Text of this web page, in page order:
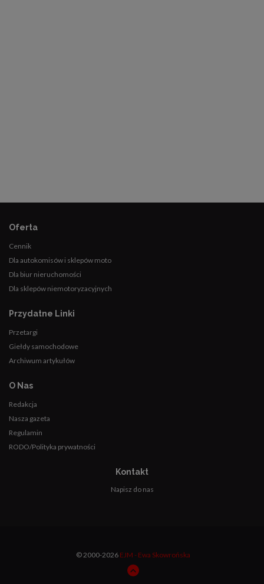
Oferta
Cennik
Dla autokomisów i sklepów moto
Dla biur nieruchomości
Dla sklepów niemotoryzacyjnych
Przydatne Linki
Przetargi
Giełdy samochodowe
Archiwum artykułów
O Nas
Redakcja
Nasza gazeta
Regulamin
RODO/Polityka prywatności
Kontakt
Napisz do nas
© 2000-2026 EJM - Ewa Skowrońska